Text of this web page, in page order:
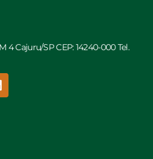
4 Cajuru/SP CEP: 14240-000 Tel.